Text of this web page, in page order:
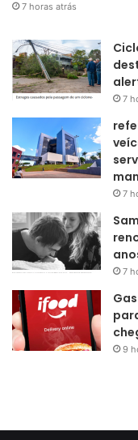
7 horas atrás
7
7
7
9